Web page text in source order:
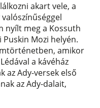
akart vele, a
nyílt meg a Kossuth
Puskin Mozi helyén.
amikor
a kávéház
az Ady-versek első
az Ady-dalait,